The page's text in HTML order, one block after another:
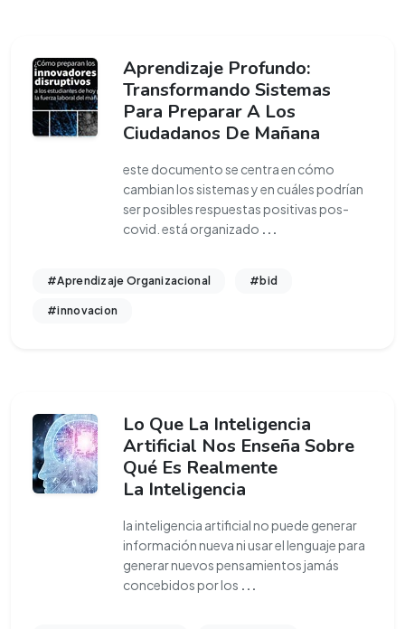
Aprendizaje Profundo:
Transformando Sistemas
Para Preparar A Los
Ciudadanos De Mañana
este documento se centra en cómo
cambian los sistemas y en cuáles podrían
ser posibles respuestas positivas pos-
covid. está organizado ...
#Aprendizaje Organizacional #bid
#innovacion
Lo Que La Inteligencia
Artificial Nos Enseña Sobre
Qué Es Realmente
La Inteligencia
la inteligencia artificial no puede generar
información nueva ni usar el lenguaje para
generar nuevos pensamientos jamás
concebidos por los ...